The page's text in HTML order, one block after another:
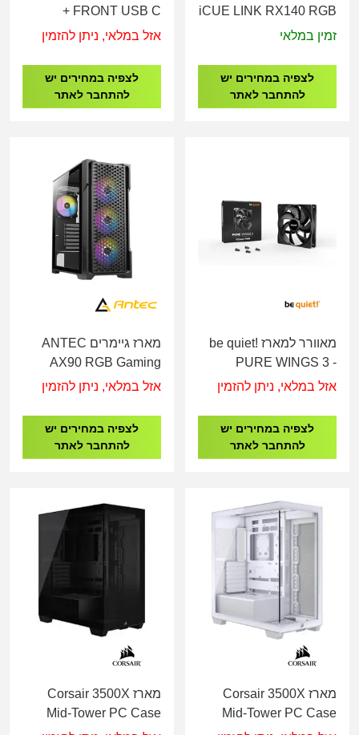
iCUE LINK RX140 RGB
140mm PWM
זמין במלאי
לצפיה במחירים יש
להתחבר לאתר
+ FRONT USB C
Gaming case
אזל במלאי, ניתן להזמין
לצפיה במחירים יש
להתחבר לאתר
מאוורר למארז be quiet!
PURE WINGS 3 -
120MM PWM
אזל במלאי, ניתן להזמין
לצפיה במחירים יש
להתחבר לאתר
מארז גיימרים ANTEC
AX90 RGB Gaming
Case
אזל במלאי, ניתן להזמין
לצפיה במחירים יש
להתחבר לאתר
מארז Corsair 3500X
Mid-Tower PC Case
מארז Corsair 3500X
Mid-Tower PC Case